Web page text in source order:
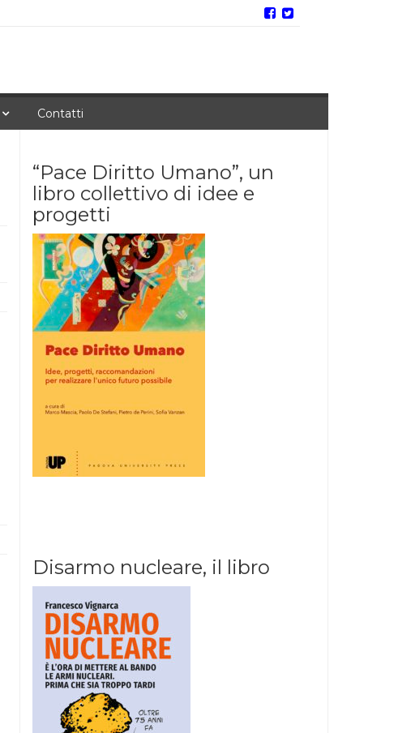
Contatti
“Pace Diritto Umano”, un
libro collettivo di idee e
progetti
Disarmo nucleare, il libro